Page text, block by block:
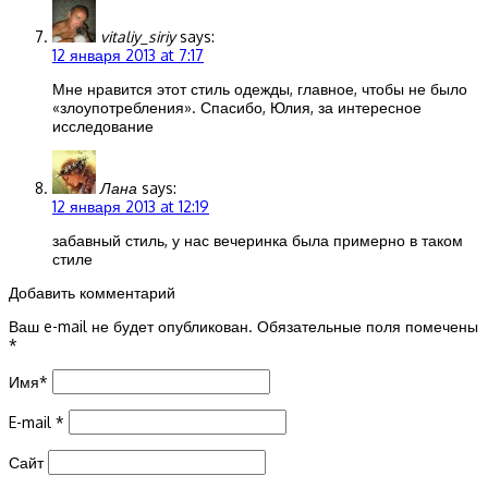
vitaliy_siriy says:
12 января 2013 at 7:17
Мне нравится этот стиль одежды, главное, чтобы не было
«злоупотребления». Спасибо, Юлия, за интересное
исследование
Лана says:
12 января 2013 at 12:19
забавный стиль, у нас вечеринка была примерно в таком
стиле
Добавить комментарий
Ваш e-mail не будет опубликован. Обязательные поля помечены
*
Имя*
E-mail *
Сайт